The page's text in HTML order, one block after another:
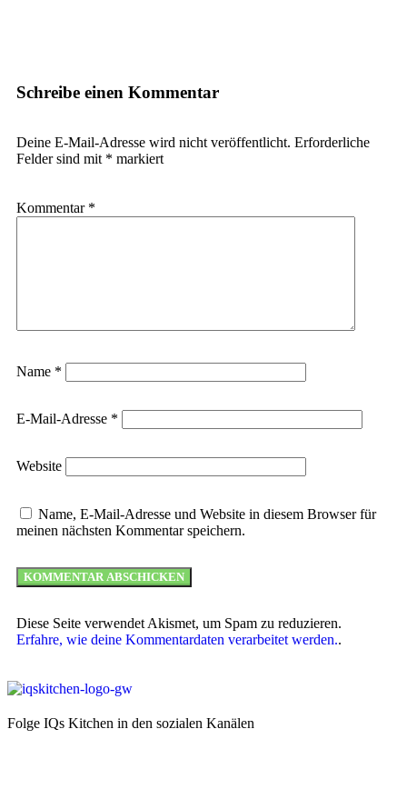
Schreibe einen Kommentar
Deine E-Mail-Adresse wird nicht veröffentlicht. Erforderliche
Felder sind mit * markiert
Kommentar *
Name *
E-Mail-Adresse *
Website
Name, E-Mail-Adresse und Website in diesem Browser für
meinen nächsten Kommentar speichern.
Diese Seite verwendet Akismet, um Spam zu reduzieren.
Erfahre, wie deine Kommentardaten verarbeitet werden..
Folge IQs Kitchen in den sozialen Kanälen